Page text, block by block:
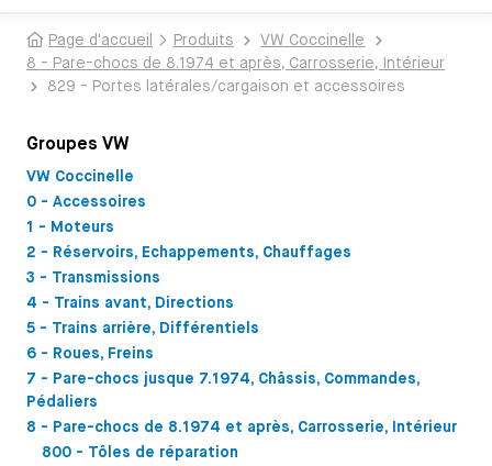
Page d'accueil Produits
VW Coccinelle
8 - Pare-chocs de 8.1974 et après, Carrosserie, Intérieur
829 - Portes latérales/cargaison et accessoires
Groupes VW
VW Coccinelle
0 - Accessoires
1 - Moteurs
2 - Réservoirs, Echappements, Chauffages
3 - Transmissions
4 - Trains avant, Directions
5 - Trains arrière, Différentiels
6 - Roues, Freins
7 - Pare-chocs jusque 7.1974, Châssis, Commandes,
Pédaliers
8 - Pare-chocs de 8.1974 et après, Carrosserie, Intérieur
800 - Tôles de réparation